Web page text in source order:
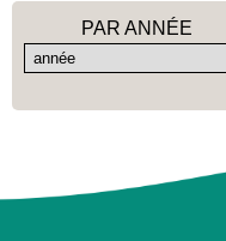
PAR ANNÉE